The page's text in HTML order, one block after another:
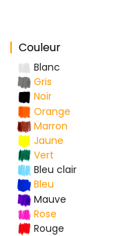
Couleur
Blanc
Gris
Noir
Orange
Marron
Jaune
Vert
Bleu clair
Bleu
Mauve
Rose
Rouge